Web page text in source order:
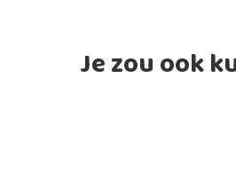
Deze
Je zou ook